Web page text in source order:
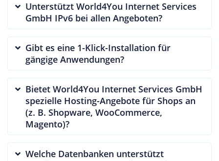
Unterstützt World4You Internet Services
GmbH IPv6 bei allen Angeboten?
Gibt es eine 1-Klick-Installation für
gängige Anwendungen?
Bietet World4You Internet Services GmbH
spezielle Hosting-Angebote für Shops an
(z. B. Shopware, WooCommerce,
Magento)?
Welche Datenbanken unterstützt